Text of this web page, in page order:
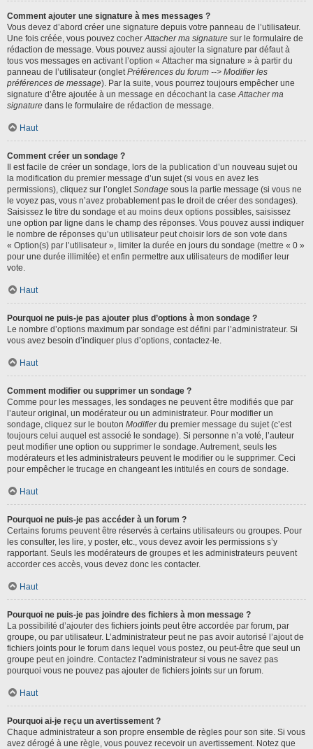
Comment ajouter une signature à mes messages ?
Vous devez d’abord créer une signature depuis votre panneau de l’utilisateur.
Une fois créée, vous pouvez cocherAttacher ma signature sur le formulaire de
rédaction de message. Vous pouvez aussi ajouter la signature par défaut à
tous vos messages en activant l’option « Attacher ma signature » à partir du
panneau de l’utilisateur (ongletPréférences du forum --> Modifier les
préférences de message). Par la suite, vous pourrez toujours empêcher une
signature d’être ajoutée à un message en décochant la caseAttacher ma
signature dans le formulaire de rédaction de message.
Haut
Comment créer un sondage ?
Il est facile de créer un sondage, lors de la publication d’un nouveau sujet ou
la modification du premier message d’un sujet (si vous en avez les
permissions), cliquez sur l’ongletSondage sous la partie message (si vous ne
le voyez pas, vous n’avez probablement pas le droit de créer des sondages).
Saisissez le titre du sondage et au moins deux options possibles, saisissez
une option par ligne dans le champ des réponses. Vous pouvez aussi indiquer
le nombre de réponses qu’un utilisateur peut choisir lors de son vote dans
« Option(s) par l’utilisateur », limiter la durée en jours du sondage (mettre « 0 »
pour une durée illimitée) et enfin permettre aux utilisateurs de modifier leur
vote.
Haut
Pourquoi ne puis-je pas ajouter plus d’options à mon sondage ?
Le nombre d’options maximum par sondage est défini par l’administrateur. Si
vous avez besoin d’indiquer plus d’options, contactez-le.
Haut
Comment modifier ou supprimer un sondage ?
Comme pour les messages, les sondages ne peuvent être modifiés que par
l’auteur original, un modérateur ou un administrateur. Pour modifier un
sondage, cliquez sur le bouton Modifierdu premier message du sujet (c’est
toujours celui auquel est associé le sondage). Si personne n’a voté, l’auteur
peut modifier une option ou supprimer le sondage. Autrement, seuls les
modérateurs et les administrateurs peuvent le modifier ou le supprimer. Ceci
pour empêcher le trucage en changeant les intitulés en cours de sondage.
Haut
Pourquoi ne puis-je pas accéder à un forum ?
Certains forums peuvent être réservés à certains utilisateurs ou groupes. Pour
les consulter, les lire, y poster, etc., vous devez avoir les permissions s’y
rapportant. Seuls les modérateurs de groupes et les administrateurs peuvent
accorder ces accès, vous devez donc les contacter.
Haut
Pourquoi ne puis-je pas joindre des fichiers à mon message ?
La possibilité d’ajouter des fichiers joints peut être accordée par forum, par
groupe, ou par utilisateur. L’administrateur peut ne pas avoir autorisé l’ajout de
fichiers joints pour le forum dans lequel vous postez, ou peut-être que seul un
groupe peut en joindre. Contactez l’administrateur si vous ne savez pas
pourquoi vous ne pouvez pas ajouter de fichiers joints sur un forum.
Haut
Pourquoi ai-je reçu un avertissement ?
Chaque administrateur a son propre ensemble de règles pour son site. Si vous
avez dérogé à une règle, vous pouvez recevoir un avertissement. Notez que